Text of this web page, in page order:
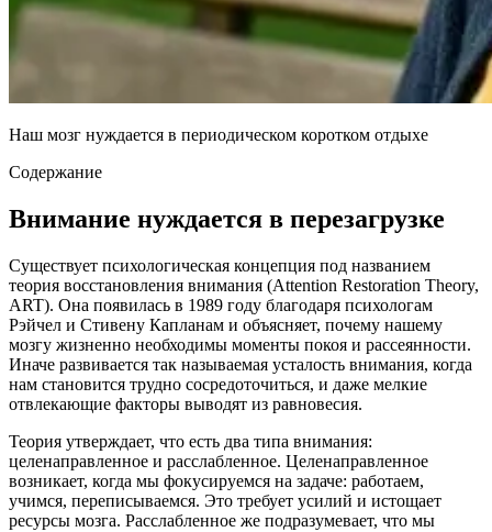
Наш мозг нуждается в периодическом коротком отдыхе
Содержание
Внимание нуждается в перезагрузке
Существует психологическая концепция под названием
теория восстановления внимания (Attention Restoration Theory,
ART). Она появилась в 1989 году благодаря психологам
Рэйчел и Стивену Капланам и объясняет, почему нашему
мозгу жизненно необходимы моменты покоя и рассеянности.
Иначе развивается так называемая усталость внимания, когда
нам становится трудно сосредоточиться, и даже мелкие
отвлекающие факторы выводят из равновесия.
Теория утверждает, что есть два типа внимания:
целенаправленное и расслабленное. Целенаправленное
возникает, когда мы фокусируемся на задаче: работаем,
учимся, переписываемся. Это требует усилий и истощает
ресурсы мозга. Расслабленное же подразумевает, что мы